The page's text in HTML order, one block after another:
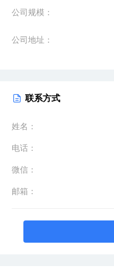
公司规模：
公司地址：
联系方式
姓名：
电话：
微信：
邮箱：